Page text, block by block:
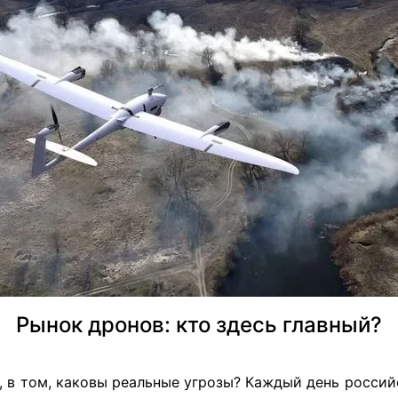
Рынок дронов: кто здесь главный?
в том, каковы реальные угрозы? Каждый день